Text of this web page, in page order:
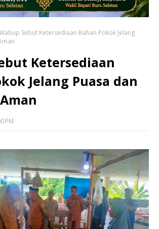
Sebut Ketersediaan Bahan Pokok Jelang
Ketersediaan
Jelang Puasa dan
PM